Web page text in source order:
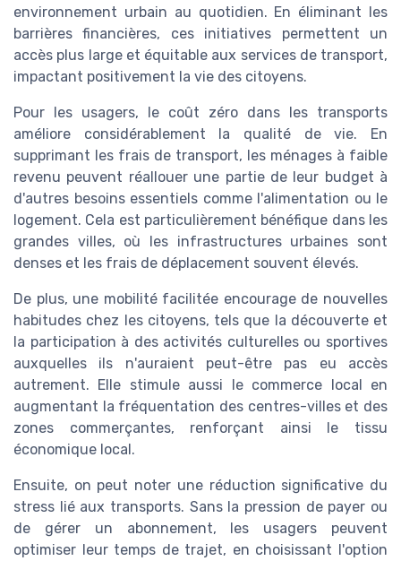
environnement urbain au quotidien. En éliminant les
barrières financières, ces initiatives permettent un
accès plus large et équitable aux services de transport,
impactant positivement la vie des citoyens.
Pour les usagers, le coût zéro dans les transports
améliore considérablement la qualité de vie. En
supprimant les frais de transport, les ménages à faible
revenu peuvent réallouer une partie de leur budget à
d'autres besoins essentiels comme l'alimentation ou le
logement. Cela est particulièrement bénéfique dans les
grandes villes, où les infrastructures urbaines sont
denses et les frais de déplacement souvent élevés.
De plus, une mobilité facilitée encourage de nouvelles
habitudes chez les citoyens, tels que la découverte et
la participation à des activités culturelles ou sportives
auxquelles ils n'auraient peut-être pas eu accès
autrement. Elle stimule aussi le commerce local en
augmentant la fréquentation des centres-villes et des
zones commerçantes, renforçant ainsi le tissu
économique local.
Ensuite, on peut noter une réduction significative du
stress lié aux transports. Sans la pression de payer ou
de gérer un abonnement, les usagers peuvent
optimiser leur temps de trajet, en choisissant l'option